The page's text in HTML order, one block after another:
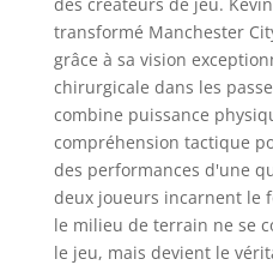
transformé Manchester
grâce à sa vision
chirurgicale dans les
combine puissance
compréhension tactique
des performances d'une
deux joueurs incarnent le
le milieu de terrain ne se
le jeu, mais devient le